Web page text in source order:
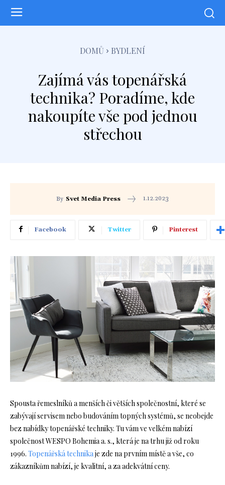
DOMŮ BYDLENÍ
Zajímá vás topenářská
technika? Poradíme, kde
nakoupíte vše pod jednou
střechou
By Svet Media Press 1.12.2023
Facebook Twitter Pinterest
Spousta řemeslníků a menších či větších společnostní, které se
zabývají servisem nebo budováním topných systémů, se neobejde
bez nabídky topenářské techniky. Tu vám ve velkém nabízí
společnost WESPO Bohemia a. s., která je na trhu již od roku
1996. Topenářská technikaje zde na prvním místě a vše, co
zákazníkům nabízí, je kvalitní, a za adekvátní ceny.